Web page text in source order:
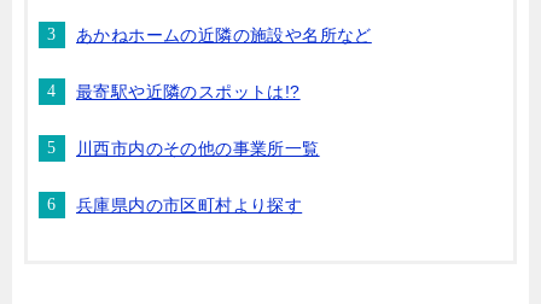
あかねホームの近隣の施設や名所など
最寄駅や近隣のスポットは!?
川西市内のその他の事業所一覧
兵庫県内の市区町村より探す